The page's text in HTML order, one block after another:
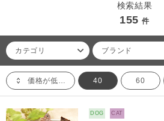
検索結果
155 件
カテゴリ ブランド
価格が低い順 40 60
DOG CAT